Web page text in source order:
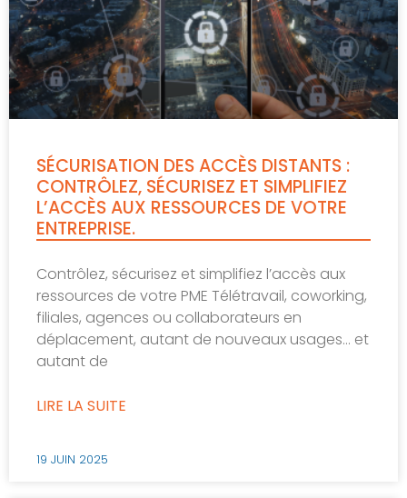
SÉCURISATION DES ACCÈS DISTANTS :
CONTRÔLEZ, SÉCURISEZ ET SIMPLIFIEZ
L’ACCÈS AUX RESSOURCES DE VOTRE
ENTREPRISE.
Contrôlez, sécurisez et simplifiez l’accès aux
ressources de votre PME Télétravail, coworking,
filiales, agences ou collaborateurs en
déplacement, autant de nouveaux usages… et
autant de
LIRE LA SUITE
19 JUIN 2025